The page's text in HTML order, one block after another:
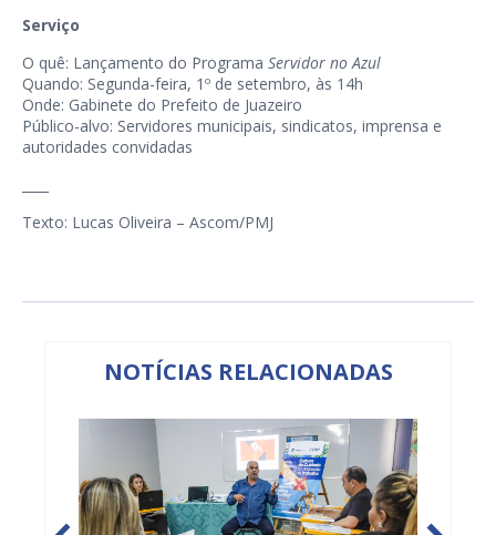
Serviço
O quê: Lançamento do Programa Servidor no Azul
Quando: Segunda-feira, 1º de setembro, às 14h
Onde: Gabinete do Prefeito de Juazeiro
Público-alvo: Servidores municipais, sindicatos, imprensa e
autoridades convidadas
Texto: Lucas Oliveira – Ascom/PMJ
NOTÍCIAS RELACIONADAS